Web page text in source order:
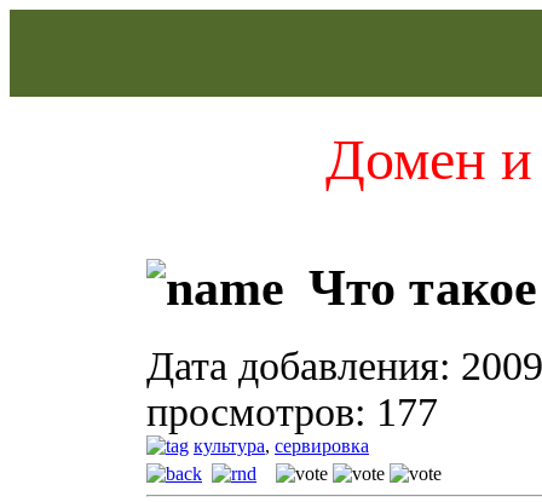
Домен и
Что
Дата добавления:
просмотров: 177
культура, сервировка